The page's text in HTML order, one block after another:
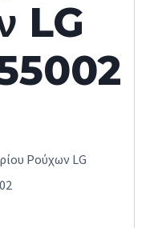
LG
Ρούχων LG